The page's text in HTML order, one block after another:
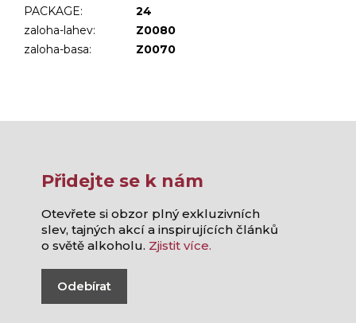
PACKAGE:
24
zaloha-lahev:
Z0080
zaloha-basa: Z0070
Přidejte se k nám
Otevřete si obzor plný exkluzivních
slev, tajných akcí a inspirujících článků
o světě alkoholu. Zjistit více.
Odebírat